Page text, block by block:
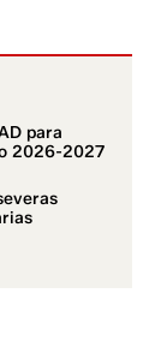
para
2026-2027